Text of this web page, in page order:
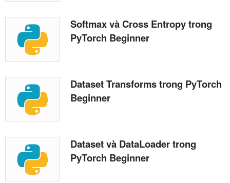
Softmax và Cross Entropy trong
PyTorch Beginner
Dataset Transforms trong PyTorch
Beginner
Dataset và DataLoader trong
PyTorch Beginner